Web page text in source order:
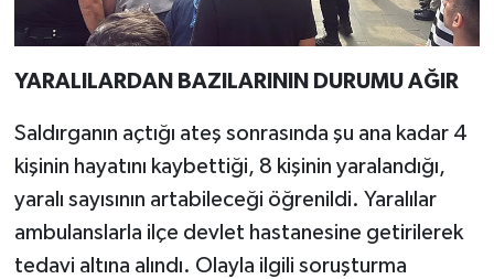
YARALILARDAN BAZILARININ DURUMU AĞIR
Saldırganın açtığı ateş sonrasında şu ana kadar 4
kişinin hayatını kaybettiği, 8 kişinin yaralandığı,
yaralı sayısının artabileceği öğrenildi. Yaralılar
ambulanslarla ilçe devlet hastanesine getirilerek
tedavi altına alındı. Olayla ilgili soruşturma